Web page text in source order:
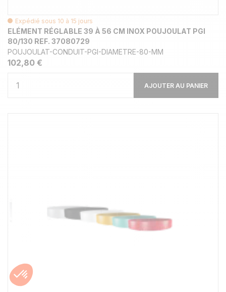
Expédié sous 10 à 15 jours
ELÉMENT RÉGLABLE 39 À 56 CM INOX POUJOULAT PGI
80/130 REF. 37080729
POUJOULAT-CONDUIT-PGI-DIAMETRE-80-MM
102,80 €
AJOUTER AU PANIER